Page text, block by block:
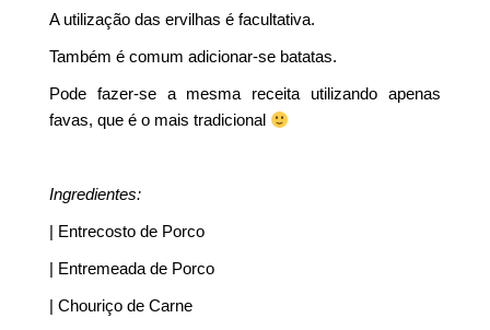
A utilização das ervilhas é facultativa.
Também é comum adicionar-se batatas.
Pode fazer-se a mesma receita utilizando apenas
favas, que é o mais tradicional
Ingredientes:
| Entrecosto de Porco
| Entremeada de Porco
| Chouriço de Carne